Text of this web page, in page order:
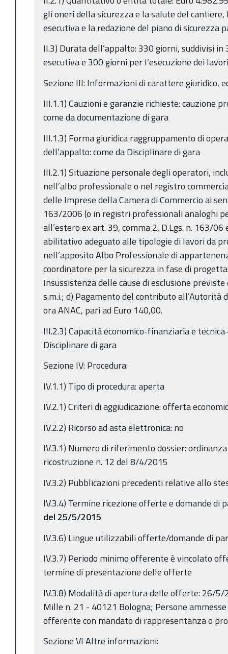
gli oneri della sicurezza e la salute del
esecutiva e la redazione del piano di sicurezza
II.3) Durata dell’appalto: 330 giorni, suddivisi
esecutiva e 300 giorni per l’esecuzione dei
Sezione III: Informazioni di carattere giuridico,
III.1.1) Cauzioni e garanzie richieste: cauzione
come da documentazione di gara
III.1.3) Forma giuridica raggruppamento di
dell’appalto: come da Disciplinare di gara
III.2.1) Situazione personale degli operatori,
nell’albo professionale o nel registro
delle Imprese della Camera di Commercio ai
163/2006 (o in registri professionali analoghi
all’estero ex art. 39, comma 2, D.Lgs. n. 163/06
abilitativo adeguato alle tipologie di lavori da
nell’apposito Albo Professionale di
coordinatore per la sicurezza in fase di
Insussistenza delle cause di esclusione
s.m.i.; d) Pagamento del contributo
ora ANAC, pari ad Euro 140,00.
III.2.3) Capacità economico-finanziaria e
Disciplinare di gara
Sezione IV: Procedura:
IV.1.1) Tipo di procedura: aperta
IV.2.1) Criteri di aggiudicazione: offerta
IV.2.2) Ricorso ad asta elettronica: no
IV.3.1) Numero di riferimento dossier:
ricostruzione n. 12 del 8/4/2015
IV.3.2) Pubblicazioni precedenti relative allo
IV.3.4) Termine ricezione offerte e domande di
del 25/5/2015
IV.3.6) Lingue utilizzabili offerte/domande di
IV.3.7) Periodo minimo offerente è vincolato
termine di presentazione delle offerte
IV.3.8) Modalità di apertura delle offerte: 26/5/
Mille n. 21 - 40121 Bologna; Persone
offerente con mandato di rappresentanza o
Sezione VI Altre informazioni: